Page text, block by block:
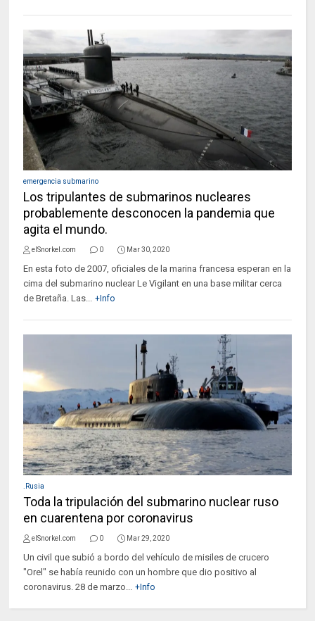
emergencia submarino
Los tripulantes de submarinos nucleares
probablemente desconocen la pandemia que
agita el mundo.
elSnorkel.com 0 Mar 30, 2020
En esta foto de 2007, oficiales de la marina francesa esperan en la
cima del submarino nuclear Le Vigilant en una base militar cerca
de Bretaña. Las... +Info
.Rusia
Toda la tripulación del submarino nuclear ruso
en cuarentena por coronavirus
elSnorkel.com 0 Mar 29, 2020
Un civil que subió a bordo del vehículo de misiles de crucero
"Orel" se había reunido con un hombre que dio positivo al
coronavirus. 28 de marzo... +Info